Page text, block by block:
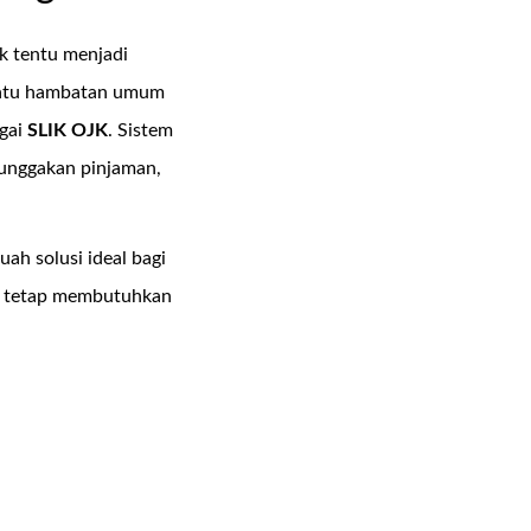
tentu menjadi
hambatan umum
SLIK OJK. Sistem
pinjaman,
solusi ideal bagi
membutuhkan